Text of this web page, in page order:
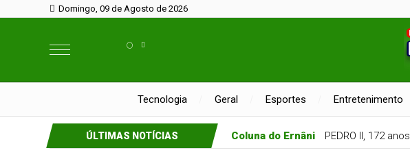
Domingo, 09 de Agosto de 2026
°
Tecnologia Geral Esportes Entretenimento
ÚLTIMAS NOTÍCIAS Coluna do Ernâni PEDRO II, 172 anos